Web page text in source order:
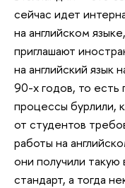
сейчас идет
на английском
приглашают
на английский язык
90-х годов, то есть
процессы бурлили,
от студентов
работы на
они получили
стандарт, а тогда